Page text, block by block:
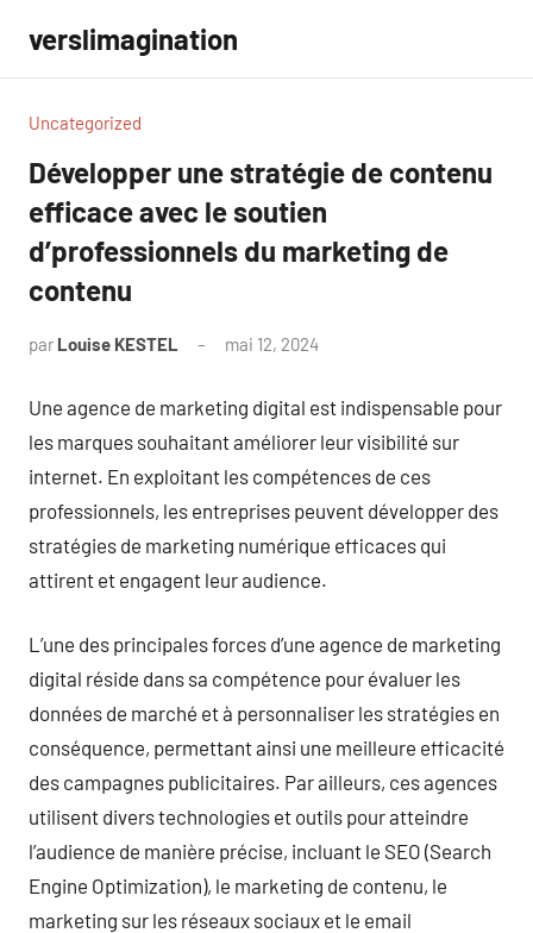
contenu
verslimagination
Uncategorized
Développer une stratégie de contenu
efficace avec le soutien
d’professionnels du marketing de
contenu
par Louise KESTEL mai 12, 2024
Une agence de marketing digital est indispensable pour
les marques souhaitant améliorer leur visibilité sur
internet. En exploitant les compétences de ces
professionnels, les entreprises peuvent développer des
stratégies de marketing numérique efficaces qui
attirent et engagent leur audience.
L’une des principales forces d’une agence de marketing
digital réside dans sa compétence pour évaluer les
données de marché et à personnaliser les stratégies en
conséquence, permettant ainsi une meilleure efficacité
des campagnes publicitaires. Par ailleurs, ces agences
utilisent divers technologies et outils pour atteindre
l’audience de manière précise, incluant le SEO (Search
Engine Optimization), le marketing de contenu, le
marketing sur les réseaux sociaux et le email